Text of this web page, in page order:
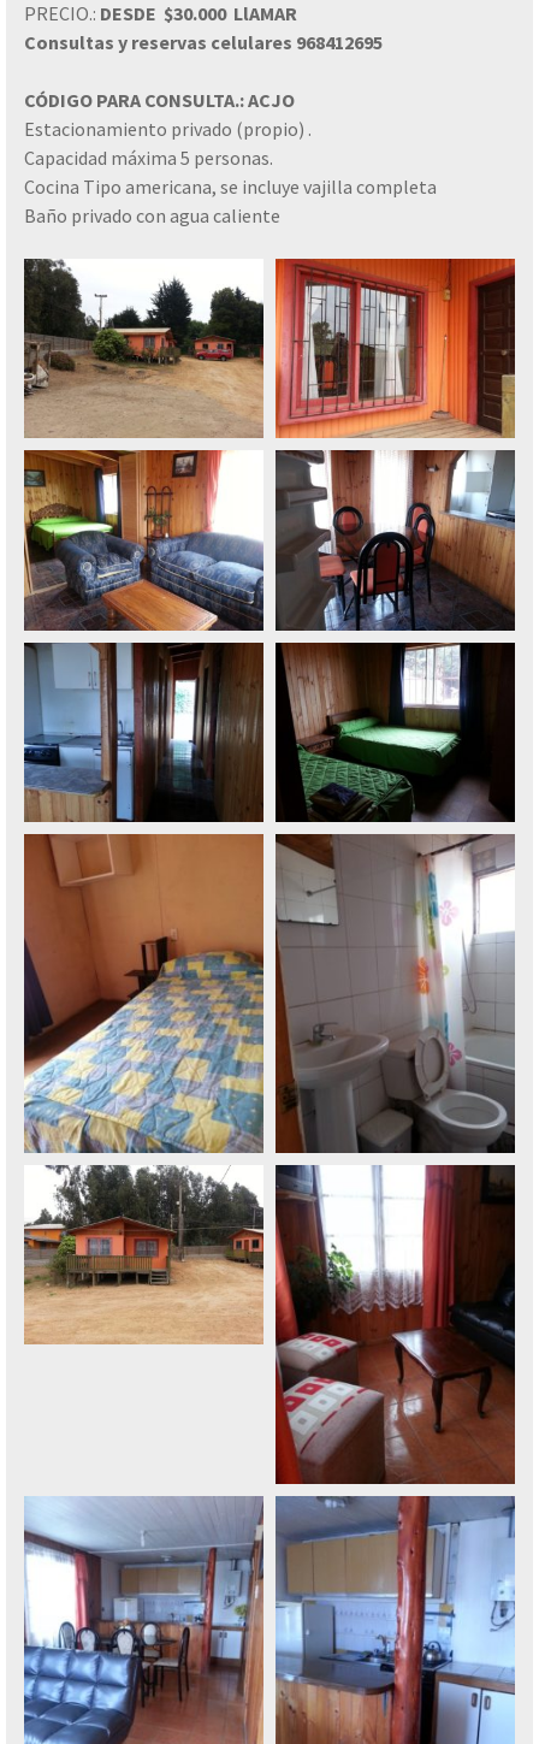
PRECIO.: DESDE $30.000 LlAMAR
Consultas y reservas celulares 968412695
CÓDIGO PARA CONSULTA.: ACJO
Estacionamiento privado (propio) .
Capacidad máxima 5 personas.
Cocina Tipo americana, se incluye vajilla completa
Baño privado con agua caliente